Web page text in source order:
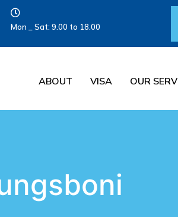
Mon _ Sat: 9.00 to 18.00
ABOUT VISA OUR